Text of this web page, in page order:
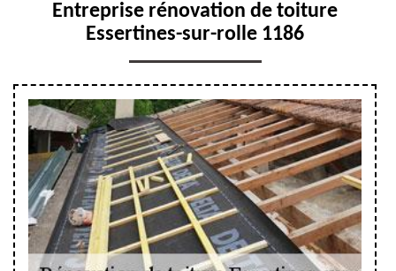
Entreprise rénovation de toiture
Essertines-sur-rolle 1186